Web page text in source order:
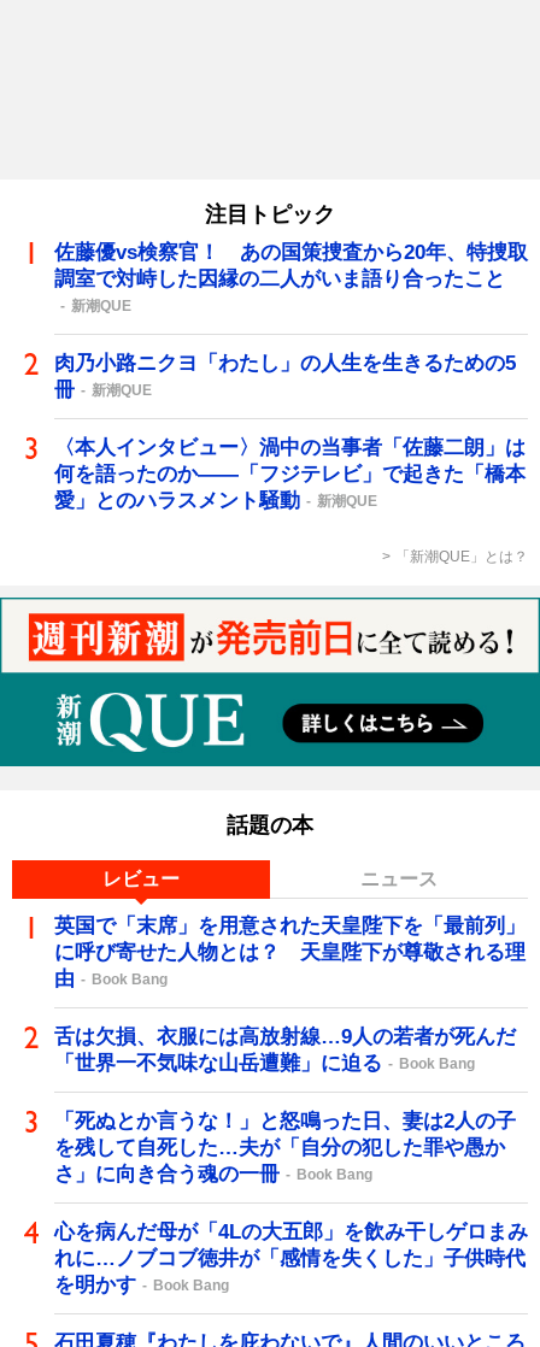
注目トピック
佐藤優vs検察官！ あの国策捜査から20年、特捜取
調室で対峙した因縁の二人がいま語り合ったこと
新潮QUE
肉乃小路ニクヨ「わたし」の人生を生きるための5
冊
新潮QUE
〈本人インタビュー〉渦中の当事者「佐藤二朗」は
何を語ったのか――「フジテレビ」で起きた「橋本
愛」とのハラスメント騒動
新潮QUE
「新潮QUE」とは？
話題の本
レビュー ニュース
英国で「末席」を用意された天皇陛下を「最前列」
に呼び寄せた人物とは？ 天皇陛下が尊敬される理
由
Book Bang
舌は欠損、衣服には高放射線…9人の若者が死んだ
「世界一不気味な山岳遭難」に迫る
Book Bang
「死ぬとか言うな！」と怒鳴った日、妻は2人の子
を残して自死した…夫が「自分の犯した罪や愚か
さ」に向き合う魂の一冊
Book Bang
心を病んだ母が「4Lの大五郎」を飲み干しゲロまみ
れに…ノブコブ徳井が「感情を失くした」子供時代
を明かす
Book Bang
石田夏穂『わたしを庇わないで』人間のいいところ